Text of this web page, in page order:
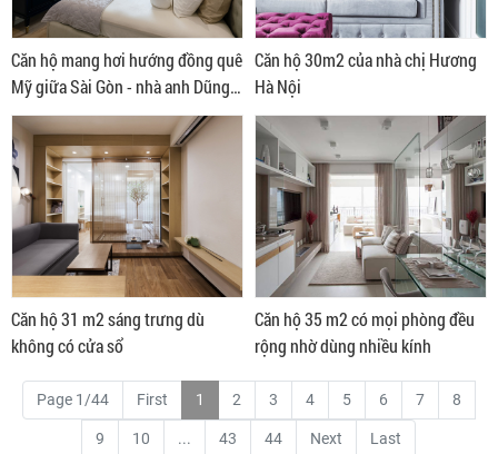
Căn hộ mang hơi hướng đồng quê
Mỹ giữa Sài Gòn - nhà anh Dũng
quận 2
Căn hộ 30m2 của nhà chị Hương
Hà Nội
Căn hộ 31 m2 sáng trưng dù
không có cửa sổ
Căn hộ 35 m2 có mọi phòng đều
rộng nhờ dùng nhiều kính
Page 1/44 First 1 2 3 4 5 6 7 8
9 10 ... 43 44 Next Last